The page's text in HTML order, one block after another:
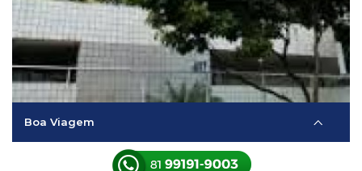
Boa Viagem